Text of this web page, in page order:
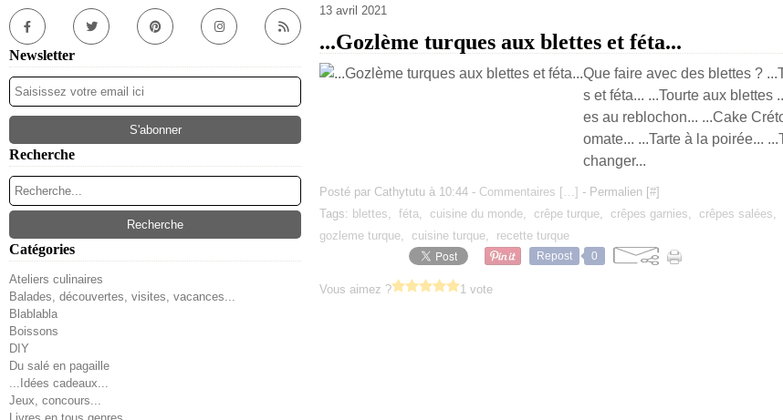
Newsletter
Recherche
Catégories
Ateliers culinaires
Balades, découvertes, visites, vacances...
Blablabla
Boissons
DIY
Du salé en pagaille
...Idées cadeaux...
Jeux, concours...
13 avril 2021
...Gozlème turques aux blettes et féta...
Que faire avec des blettes ?
s et féta... ...Tourte aux blettes
es au reblochon... ...Cake
omate... ...Tarte à la poirée...
changer...
Posté par Cathytutu à 10:44 - Commentaires [ …] - Permalien [#]
Tags: blettes, féta, cuisine du monde, crêpe turque, crêpes garnies, crêpes salées,
gozleme turque, cuisine turque, recette turque
Repost 0
Vous aimez ? 1 vote